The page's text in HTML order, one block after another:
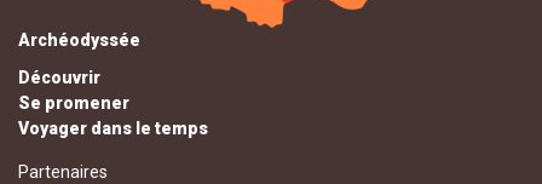
Archéodyssée
Découvrir
Se promener
Voyager dans le temps
Partenaires